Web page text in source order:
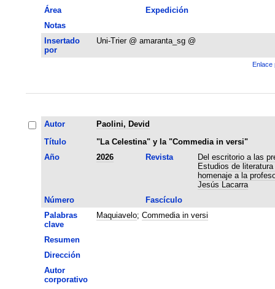
Área
Expedición
Notas
Insertado
por
Uni-Trier @ amaranta_sg @
Enlace
Autor
Paolini, Devid
Título
"La Celestina" y la "Commedia in versi"
Año
2026 Revista
Del escritorio a las
Estudios de
homenaje a la
Jesús Lacarra
Número
Fascículo
Palabras
clave
Maquiavelo; Commedia in versi
Resumen
Dirección
Autor
corporativo